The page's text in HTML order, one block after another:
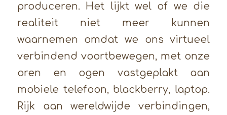
produceren. Het lijkt wel of we die
realiteit niet meer kunnen
waarnemen omdat we ons virtueel
verbindend voortbewegen, met onze
oren en ogen vastgeplakt aan
mobiele telefoon, blackberry, laptop.
Rijk aan wereldwijde verbindingen,